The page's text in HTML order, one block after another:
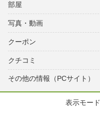
部屋
写真・動画
クーポン
クチコミ
その他の情報（PCサイト）
表示モード